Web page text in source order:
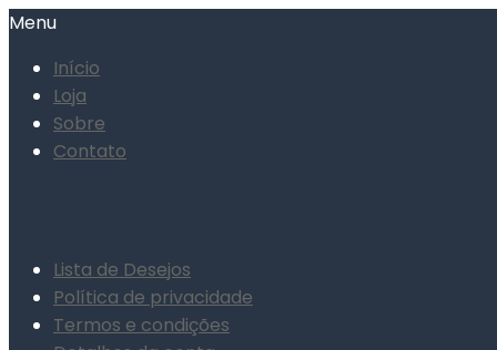
Menu
Início
Loja
Sobre
Contato
Lista de Desejos
Política de privacidade
Termos e condições